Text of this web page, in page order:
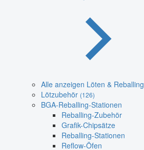
Alle anzeigen Löten & Reballing
Lötzubehör (126)
BGA-Reballing-Stationen
Reballing-Zubehör
Grafik-Chipsätze
Reballing-Stationen
Reflow-Öfen